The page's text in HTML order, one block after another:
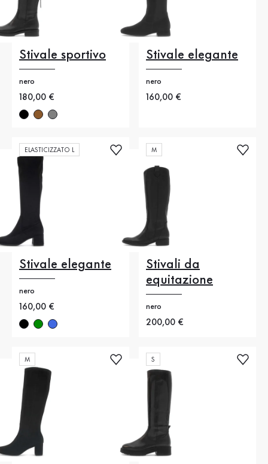
Stivale sportivo
nero
Nuovo prezzo
180,00 €
Stivale elegante
nero
Nuovo prezzo
160,00 €
ELASTICIZZATO L
Stivale elegante
nero
Nuovo prezzo
160,00 €
M
Stivali da
equitazione
nero
Nuovo prezzo
200,00 €
M S